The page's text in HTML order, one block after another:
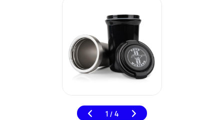
1 / 4